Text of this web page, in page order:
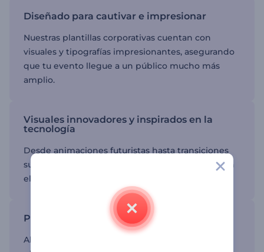
Diseñado para cautivar e impresionar
Nuestras plantillas corporativas cuentan con
visuales y tipografías impresionantes, asegurando
que tu evento llegue a un público mucho más
amplio.
Visuales innovadores y inspirados en la
tecnología
Desde animaciones futuristas hasta transiciones
suaves, nuestras plantillas seguramente reflejarán
el espíritu de tu evento empresarial.
Proceso de edición que ahorra tiempo
Ahorra tiempo y esfuerzo en el proceso de